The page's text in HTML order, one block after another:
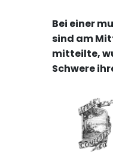
Bei einer
sind am
mitteilte,
Schwere